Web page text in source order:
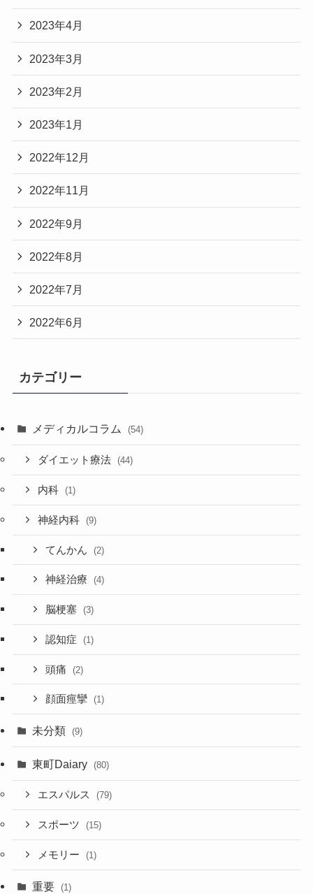
2023年4月
2023年3月
2023年2月
2023年1月
2022年12月
2022年11月
2022年9月
2022年8月
2022年7月
2022年6月
カテゴリー
メディカルコラム (54)
ダイエット療法 (44)
内科 (1)
神経内科 (9)
てんかん (2)
神経治療 (4)
脳梗塞 (3)
認知症 (1)
頭痛 (2)
顔面痙攣 (1)
未分類 (9)
東町Daiary (80)
エスパルス (79)
スポーツ (15)
メモリー (1)
重要 (1)